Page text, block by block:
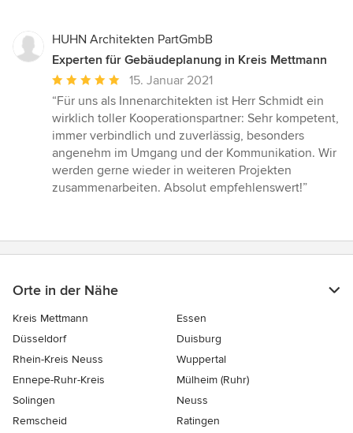
HUHN Architekten PartGmbB
Experten für Gebäudeplanung in Kreis Mettmann
Durchschnittliche
Bewertung:
5
von
5
Sternen
15. Januar 2021
“Für uns als Innenarchitekten ist Herr Schmidt ein
wirklich toller Kooperationspartner: Sehr kompetent,
immer verbindlich und zuverlässig, besonders
angenehm im Umgang und der Kommunikation. Wir
werden gerne wieder in weiteren Projekten
zusammenarbeiten. Absolut empfehlenswert!”
Orte in der Nähe
Kreis Mettmann
Essen
Düsseldorf
Duisburg
Rhein-Kreis Neuss
Wuppertal
Ennepe-Ruhr-Kreis
Mülheim (Ruhr)
Solingen
Neuss
Remscheid
Ratingen